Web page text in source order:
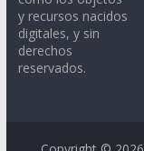
y recursos nacidos
digitales, y sin
derechos
reservados.